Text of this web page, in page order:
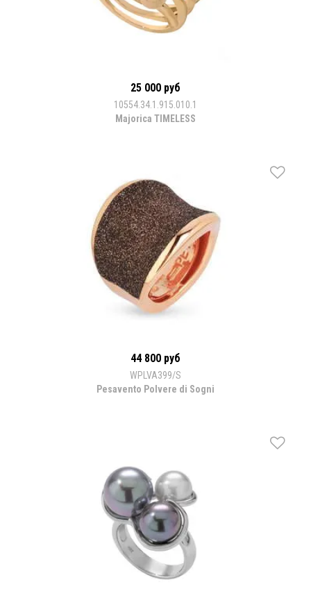
25 000 руб
10554.34.1.915.010.1
Majorica TIMELESS
44 800 руб
WPLVA399/S
Pesavento Polvere di Sogni